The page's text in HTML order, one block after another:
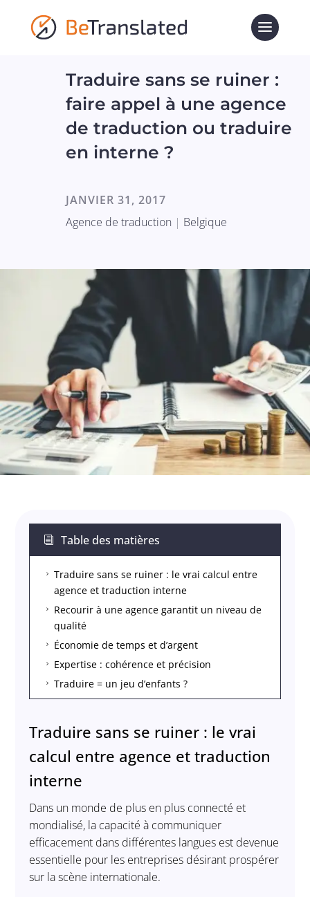
Traduire sans se ruiner :
faire appel à une agence
de traduction ou traduire
en interne ?
JANVIER 31, 2017
Agence de traduction | Belgique
i Table des matières
5
Traduire sans se ruiner : le vrai calcul entre
agence et traduction interne
5
Recourir à une agence garantit un niveau de
qualité
5 Économie de temps et d’argent
5 Expertise : cohérence et précision
5 Traduire = un jeu d’enfants ?
Traduire sans se ruiner : le vrai
calcul entre agence et traduction
interne
Dans un monde de plus en plus connecté et
mondialisé, la capacité à communiquer
efficacement dans différentes langues est devenue
essentielle pour les entreprises désirant prospérer
sur la scène internationale.